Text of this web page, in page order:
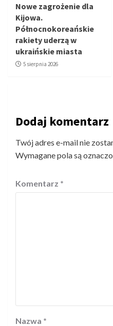
Nowe zagrożenie dla
Kijowa.
Północnokoreańskie
rakiety uderzą w
ukraińskie miasta
5 sierpnia 2026
Dodaj komentarz
Twój adres e-mail nie
Wymagane pola są
Komentarz *
Nazwa *